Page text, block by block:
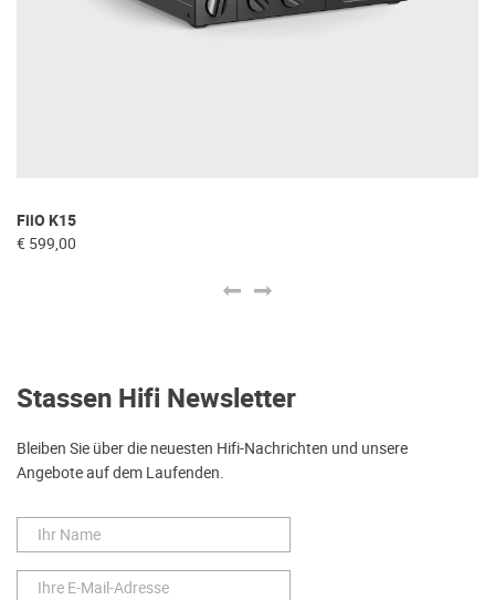
FiiO K15
€ 599,00
Stassen Hifi Newsletter
Bleiben Sie über die neuesten Hifi-Nachrichten und unsere
Angebote auf dem Laufenden.